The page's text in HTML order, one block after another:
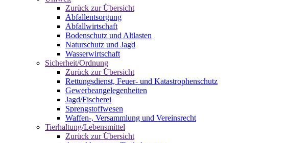
Zurück zur Übersicht
Abfallentsorgung
Abfallwirtschaft
Bodenschutz und Altlasten
Naturschutz und Jagd
Wasserwirtschaft
Sicherheit/Ordnung
Zurück zur Übersicht
Rettungsdienst, Feuer- und Katastrophenschutz
Gewerbeangelegenheiten
Jagd/Fischerei
Sprengstoffwesen
Waffen-, Versammlung und Vereinsrecht
Tierhaltung/Lebensmittel
Zurück zur Übersicht